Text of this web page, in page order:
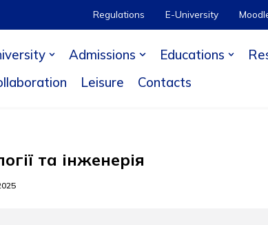
Regulations E-University
Admissions Educations
Leisure Contacts
та інженерія